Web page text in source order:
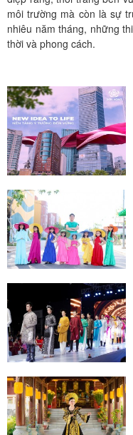
môi trường mà còn là sự
nhiêu năm tháng, những
thời và phong cách.